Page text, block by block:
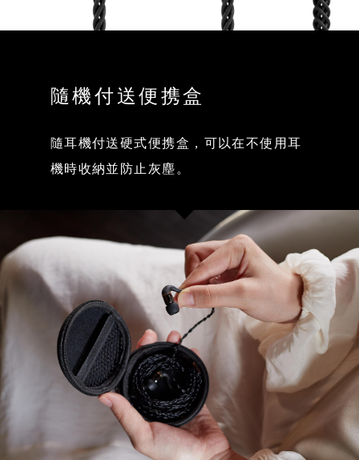
隨機付送便携盒
隨耳機付送硬式便携盒，可以在不使用耳
機時收納並防止灰塵。